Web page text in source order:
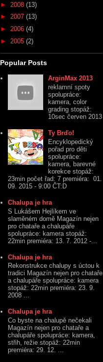
► 2008 (13)
► 2007 (13)
► 2006 (4)
► 2005 (2)
Popular Posts
ArginMax 2013
reklamní spoty
spolupráce:
kamera, color
grading stopáž:
10sec červen 2013
Ty Brďo!
Encyklopedický
pořad pro děti
spolupráce:
kamera, barevné
korekce stopáž:
23min počet řad: 7 premiéra: 01.
09. 2015 - 9:00 ČT:D
Chalupa je hra
S Lukášem Hejlíkem ve
slaměném domě Magazín nejen
pro chataře a chalupáře
spolupráce: kamera stopáž:
22min premiéra: 13. 7. 2012 -...
Chalupa je hra
Rekonstrukce chalupy s úctou k
tradici Magazín nejen pro chataře
a chalupáře spolupráce: kamera
stopáž: 22min premiéra: 23. 9.
2008 ...
Chalupa je hra
Co byste na chalupě nečekali
Magazín nejen pro chataře a
chalupáře spolupráce: kamera,
střih, režie stopáž: 22min
premiéra: 29. 12. ...